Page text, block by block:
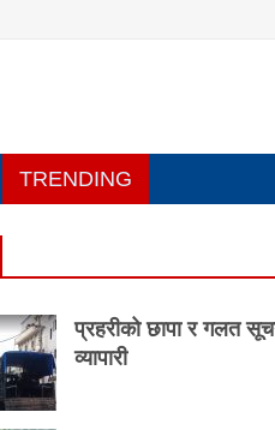
TRENDING
प्रहरीको छापा र गलत
व्यापारी